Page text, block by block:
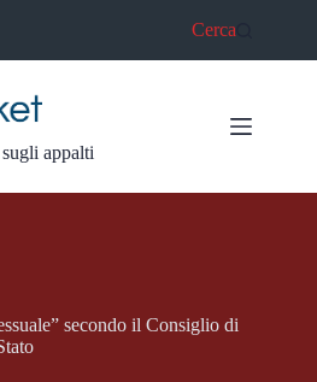
Cerca
appalti
secondo il Consiglio di